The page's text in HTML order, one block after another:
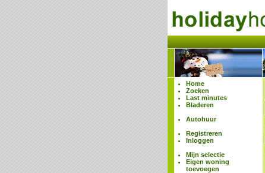
Home
Zoeken
Last minutes
Bladeren
Autohuur
Registreren
Inloggen
Mijn selectie
Eigen woning
toevoegen